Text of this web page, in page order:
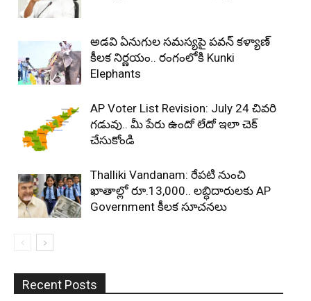
అడవి ఏనుగుల సమస్యపై పవన్ కళ్యాణ్
కీలక నిర్ణయం.. రంగంలోకి Kunki
Elephants
AP Voter List Revision: July 24 చివరి
గడువు.. మీ పేరు ఉందో లేదో ఇలా చెక్
చేసుకోండి
Thalliki Vandanam: రేపటి నుంచి
ఖాతాల్లో రూ.13,000.. లబ్ధిదారులకు AP
Government కీలక సూచనలు
Recent Posts